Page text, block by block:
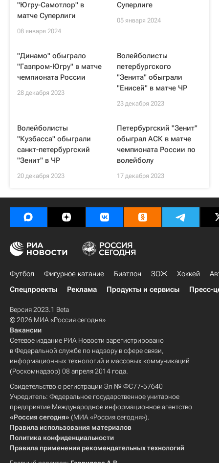
"Югру-Самотлор" в
матче Суперлиги
08 января 2024
Суперлиге
05 января 2024
"Динамо" обыграло
"Газпром-Югру" в матче
чемпионата России
28 декабря 2023
Волейболисты
петербургского
"Зенита" обыграли
"Енисей" в матче ЧР
23 декабря 2023
Волейболисты
"Кузбасса" обыграли
санкт-петербургский
"Зенит" в ЧР
20 декабря 2023
Петербургский "Зенит"
обыграл АСК в матче
чемпионата России по
волейболу
17 декабря 2023
Футбол Фигурное катание Биатлон ЗОЖ Хоккей
Спецпроекты
Реклама Продукты и сервисы Пресс-
Версия 2023.1 Beta
© 2026 МИА «Россия сегодня»
Вакансии
Сетевое издание РИА Новости зарегистрировано
в Федеральной службе по надзору в сфере связи,
информационных технологий и массовых коммуникаций
(Роскомнадзор) 08 апреля 2014 года.
Свидетельство о регистрации Эл № ФС77-57640
Учредитель: Федеральное государственное унитарное
предприятие Международное информационное агентство
«Россия сегодня» (МИА «Россия сегодня»).
Правила использования материалов
Политика конфиденциальности
Правила применения рекомендательных технологий